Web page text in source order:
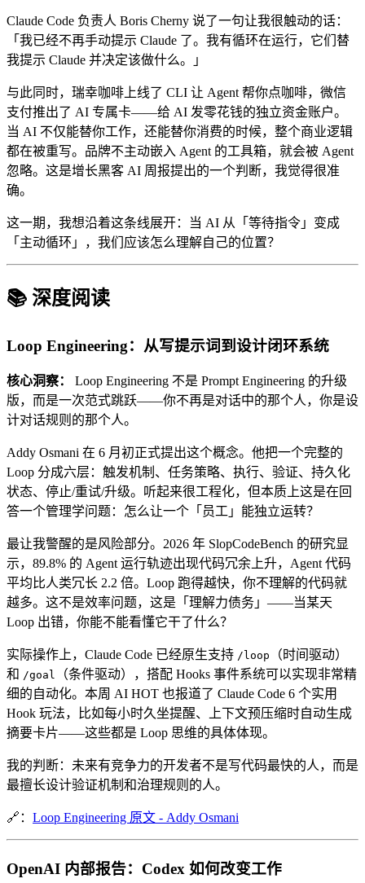
Claude Code 负责人 Boris Cherny 说了一句让我很触动的话：
「我已经不再手动提示 Claude 了。我有循环在运行，它们替
我提示 Claude 并决定该做什么。」
与此同时，瑞幸咖啡上线了 CLI 让 Agent 帮你点咖啡，微信
支付推出了 AI 专属卡——给 AI 发零花钱的独立资金账户。
当 AI 不仅能替你工作，还能替你消费的时候，整个商业逻辑
都在被重写。品牌不主动嵌入 Agent 的工具箱，就会被 Agent
忽略。这是增长黑客 AI 周报提出的一个判断，我觉得很准
确。
这一期，我想沿着这条线展开：当 AI 从「等待指令」变成
「主动循环」，我们应该怎么理解自己的位置？
📚 深度阅读
Loop Engineering：从写提示词到设计闭环系统
核心洞察：
Loop Engineering 不是 Prompt Engineering 的升级
版，而是一次范式跳跃——你不再是对话中的那个人，你是设
计对话规则的那个人。
Addy Osmani 在 6 月初正式提出这个概念。他把一个完整的
Loop 分成六层：触发机制、任务策略、执行、验证、持久化
状态、停止/重试/升级。听起来很工程化，但本质上这是在回
答一个管理学问题：怎么让一个「员工」能独立运转？
最让我警醒的是风险部分。2026 年 SlopCodeBench 的研究显
示，89.8% 的 Agent 运行轨迹出现代码冗余上升，Agent 代码
平均比人类冗长 2.2 倍。Loop 跑得越快，你不理解的代码就
越多。这不是效率问题，这是「理解力债务」——当某天
Loop 出错，你能不能看懂它干了什么？
实际操作上，Claude Code 已经原生支持 /loop
（时间驱动）
和 /goal
（条件驱动），搭配 Hooks 事件系统可以实现非常精
细的自动化。本周 AI HOT 也报道了 Claude Code 6 个实用
Hook 玩法，比如每小时久坐提醒、上下文预压缩时自动生成
摘要卡片——这些都是 Loop 思维的具体体现。
我的判断：未来有竞争力的开发者不是写代码最快的人，而是
最擅长设计验证机制和治理规则的人。
🔗： Loop Engineering 原文 - Addy Osmani
OpenAI 内部报告：Codex 如何改变工作